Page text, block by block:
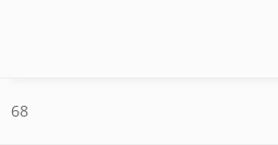
68